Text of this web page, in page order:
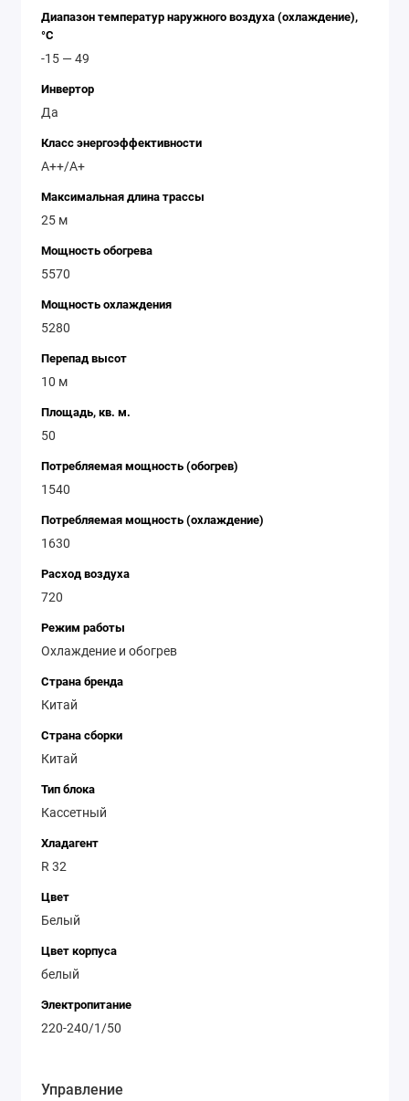
Диапазон температур наружного воздуха (охлаждение),
°C
-15 — 49
Инвертор
Да
Класс энергоэффективности
A++/A+
Максимальная длина трассы
25 м
Мощность обогрева
5570
Мощность охлаждения
5280
Перепад высот
10 м
Площадь, кв. м.
50
Потребляемая мощность (обогрев)
1540
Потребляемая мощность (охлаждение)
1630
Расход воздуха
720
Режим работы
Охлаждение и обогрев
Страна бренда
Китай
Страна сборки
Китай
Тип блока
Кассетный
Хладагент
R 32
Цвет
Белый
Цвет корпуса
белый
Электропитание
220-240/1/50
Управление